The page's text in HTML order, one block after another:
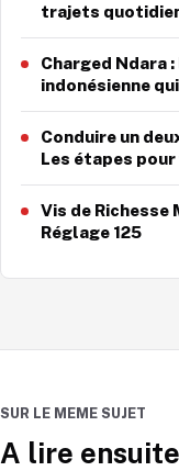
trajets
Charged Ndara
indonésienne
Conduire un
Les étapes
Vis de Richesse
Réglage 125
SUR LE MEME SUJET
A lire ensuite